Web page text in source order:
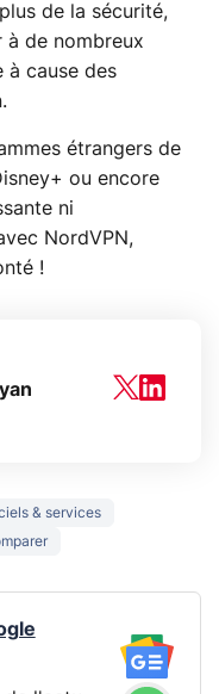
de la sécurité,
à de nombreux
à cause des
étrangers de
ou encore
ni
NordVPN,
!
& services